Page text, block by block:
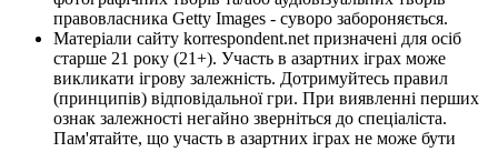
правовласника Getty Images - суворо забороняється.
Матеріали сайту korrespondent.net призначені для осіб
старше 21 року (21+). Участь в азартних іграх може
викликати ігрову залежність. Дотримуйтесь правил
(принципів) відповідальної гри. При виявленні перших
ознак залежності негайно зверніться до спеціаліста.
Пам'ятайте, що участь в азартних іграх не може бути